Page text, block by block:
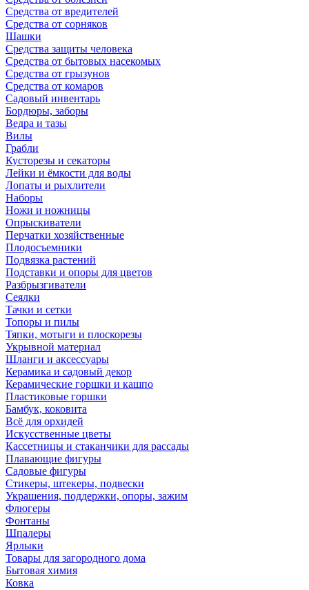
Средства от вредителей
Средства от сорняков
Шашки
Средства защиты человека
Средства от бытовых насекомых
Средства от грызунов
Средства от комаров
Садовый инвентарь
Бордюры, заборы
Ведра и тазы
Вилы
Грабли
Кусторезы и секаторы
Лейки и ёмкости для воды
Лопаты и рыхлители
Наборы
Ножи и ножницы
Опрыскиватели
Перчатки хозяйственные
Плодосъемники
Подвязка растений
Подставки и опоры для цветов
Разбрызгиватели
Сеялки
Тачки и сетки
Топоры и пилы
Тяпки, мотыги и плоскорезы
Укрывной материал
Шланги и аксессуары
Керамика и садовый декор
Керамические горшки и кашпо
Пластиковые горшки
Бамбук, коковита
Всё для орхидей
Искусственные цветы
Кассетницы и стаканчики для рассады
Плавающие фигуры
Садовые фигуры
Стикеры, штекеры, подвески
Украшения, поддержки, опоры, зажим
Флюгеры
Фонтаны
Шпалеры
Ярлыки
Товары для загородного дома
Бытовая химия
Ковка